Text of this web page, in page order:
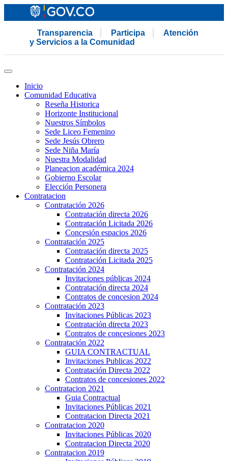
Transparencia Participa
Atención
y Servicios a la Comunidad
Inicio
Comunidad Educativa
Reseña Historica
Horizonte Institucional
Nuestros Símbolos
Sede Liceo Femenino
Sede Jesús Obrero
Sede Niña María
Nuestra Modalidad
Planeacion académica 2024
Gobierno Escolar
Elección Personera
Contratacion
Contratación 2026
Contratación directa 2026
Contratación Licitada 2026
Concesión espacios 2026
Contratación 2025
Contratación directa 2025
Contratación Licitada 2025
Contratación 2024
Invitaciones públicas 2024
Contratación directa 2024
Contratos de concesion 2024
Contratación 2023
Invitaciones Públicas 2023
Contratación directa 2023
Contratos de concesiones 2023
Contratación 2022
GUIA CONTRACTUAL
Invitaciones Publicas 2022
Contratación Directa 2022
Contratos de concesiones 2022
Contratacion 2021
Guia Contractual
Invitaciones Públicas 2021
Contratacion Directa 2021
Contratacion 2020
Invitaciones Públicas 2020
Contratacion Directa 2020
Contratacion 2019